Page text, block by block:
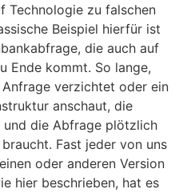
Technologie zu falschen
Beispiel hierfür ist
die auch auf
Ende kommt. So lange,
verzichtet oder ein
anschaut, die
die Abfrage plötzlich
Fast jeder von uns
oder anderen Version
hier beschrieben, hat es